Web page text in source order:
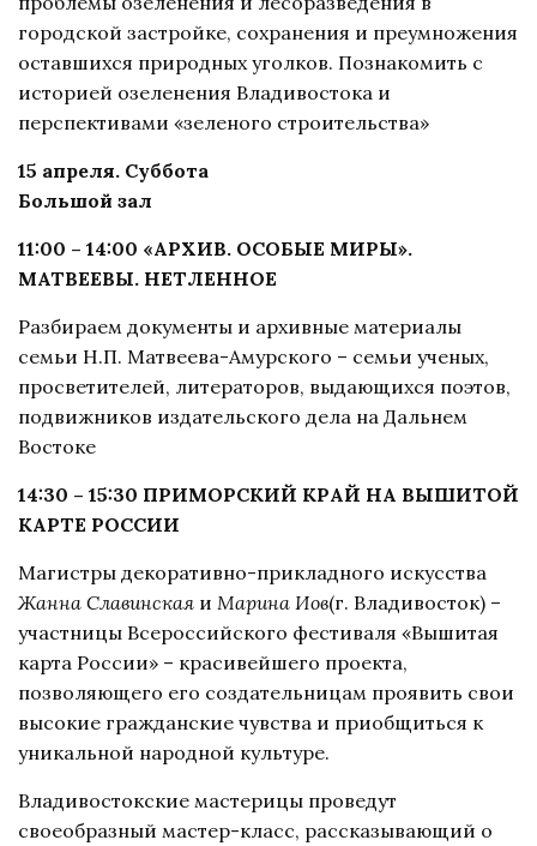
городской застройке, сохранения и преумножения
оставшихся природных уголков. Познакомить с
историей озеленения Владивостока и
перспективами «зеленого строительства»
15 апреля. Суббота
Большой зал
11:00 – 14:00 «АРХИВ. ОСОБЫЕ МИРЫ».
МАТВЕЕВЫ. НЕТЛЕННОЕ
Разбираем документы и архивные материалы
семьи Н.П. Матвеева-Амурского – семьи ученых,
просветителей, литераторов, выдающихся поэтов,
подвижников издательского дела на Дальнем
Востоке
14:30 – 15:30 ПРИМОРСКИЙ КРАЙ НА ВЫШИТОЙ
КАРТЕ РОССИИ
Магистры декоративно-прикладного искусства
Жанна Славинская и Марина Иов(г. Владивосток) –
участницы Всероссийского фестиваля «Вышитая
карта России» – красивейшего проекта,
позволяющего его создательницам проявить свои
высокие гражданские чувства и приобщиться к
уникальной народной культуре.
Владивостокские мастерицы проведут
своеобразный мастер-класс, рассказывающий о